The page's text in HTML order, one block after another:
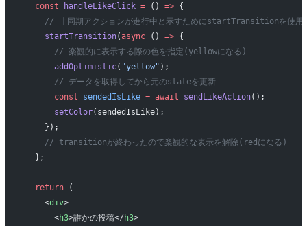
  const
handleLikeClick = () => {
// 非同期アクションが進行中と示すためにstartTransitionを使
    startTransition
(async () => {
      // 楽観的に表示する際の色を指定(yellowになる)
      addOptimistic
( "yellow" );
      // データを取得してから元のstateを更新
      const
sendedIsLike = await sendLikeAction();
      setColor
(sendedIsLike);
    });
    // transitionが終わったので楽観的な表示を解除(redになる)
  };
  return
(
    <
div>
      <
h3>誰かの投稿</ h3>